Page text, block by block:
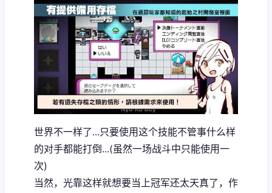
世界不一样了...只要使用这个技能不管事什么样
的对手都能打倒...(虽然一场战斗中只能使用一
次)
当然，光靠这样就想要当上冠军还太天真了，作